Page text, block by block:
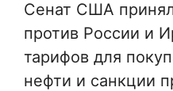
Сенат США
против России и
тарифов для
нефти и санкции